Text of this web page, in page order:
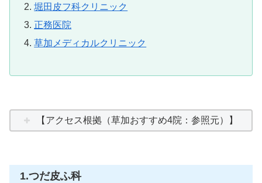
堀田皮フ科クリニック
正務医院
草加メディカルクリニック
【アクセス根拠（草加おすすめ4院：参照元）】
1.つだ皮ふ科